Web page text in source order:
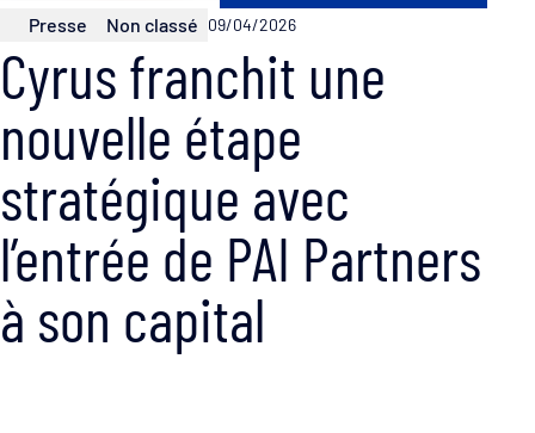
Presse Non classé 09/04/2026
Cyrus franchit une
nouvelle étape
stratégique avec
l’entrée de PAI Partners
à son capital